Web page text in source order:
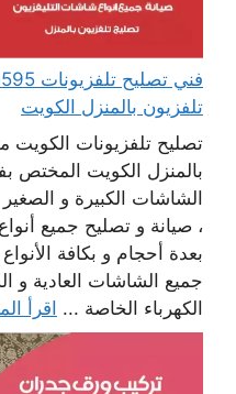
تلفزيون بالمنزل الكويت
تصليح تلفزيونات
بالمنزل الكويت المختص
الشاشات الكبيرة و
، صيانة و تصليح جميع
بعدة أحجام و بكافة
جميع الشاشات العادية و
الكهرباء الخاصة ... اقرأ